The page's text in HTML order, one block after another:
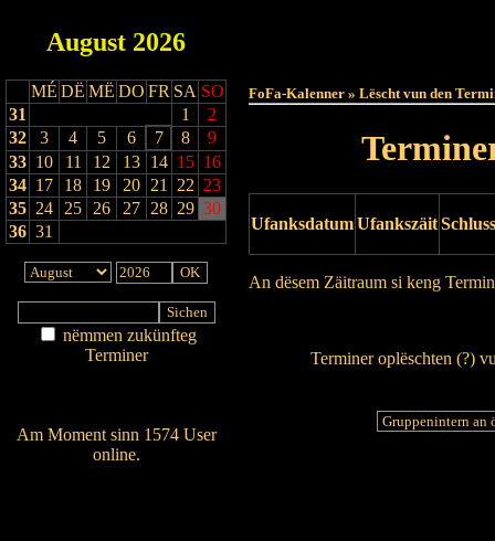
August 2026
MÉ DË MË DO FR SA SO
31
1
2
32
3 4 5 6 7 8
9
33 10 11 12 13 14 15 16
34 17 18 19 20 21 22 23
35 24 25 26 27 28 29 30
36 31
nëmmen zukünfteg
Terminer
Am Moment sinn 1574 User
online.
FoFa-Kalenner » Lëscht vun den
UfanksdatumUfankszäit
An dësem Zäitraum si keng
Terminer oplëschten (?)